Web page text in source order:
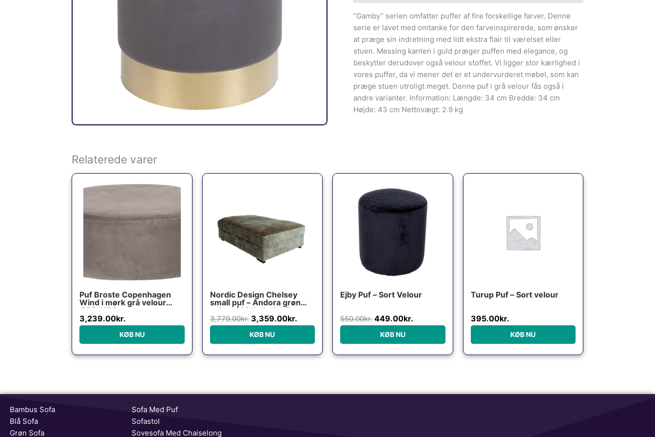
”Gamby” serien omfatter puffer af fire forskellige farver. Denne
serie er lavet med omtanke for den farveinspirerede, som ønsker
at præge sin indretning med lidt ekstra flair til værelset eller
stuen. Messing kanten i guld præger puffen med elegance, og
beskytter derudover også velour stoffet. Vi ligger stor kærlighed i
vores puffer, da vi mener det er et undervurderet møbel, som kan
præge stuen utroligt meget. Denne puf i grå velour fås også i
andre varianter. Information: Længde: 34 cm Bredde: 34 cm
Højde: 43 cm Nettovægt: 2.9 kg
Relaterede varer
Puf Broste Copenhagen
Wind i mørk grå velour
Ø82xH30 cm
3,239.00kr.
KØB NU
Nordic Design Chelsey
small puf – Andora grøn
velour | Møbelsalg.dk
3,779.00kr.
3,779.00kr..
3,359.00kr.
KØB NU
Ejby Puf – Sort Velour
550.00kr.
oprindelige
pris
var:
449.00kr.
pris
er:
449.00kr..
KØB NU
Turup Puf – Sort velour
395.00kr.
KØB NU
Bambus Sofa
Blå Sofa
Grøn Sofa
Sofa Med Puf
Sofastol
Sovesofa Med Chaiselong